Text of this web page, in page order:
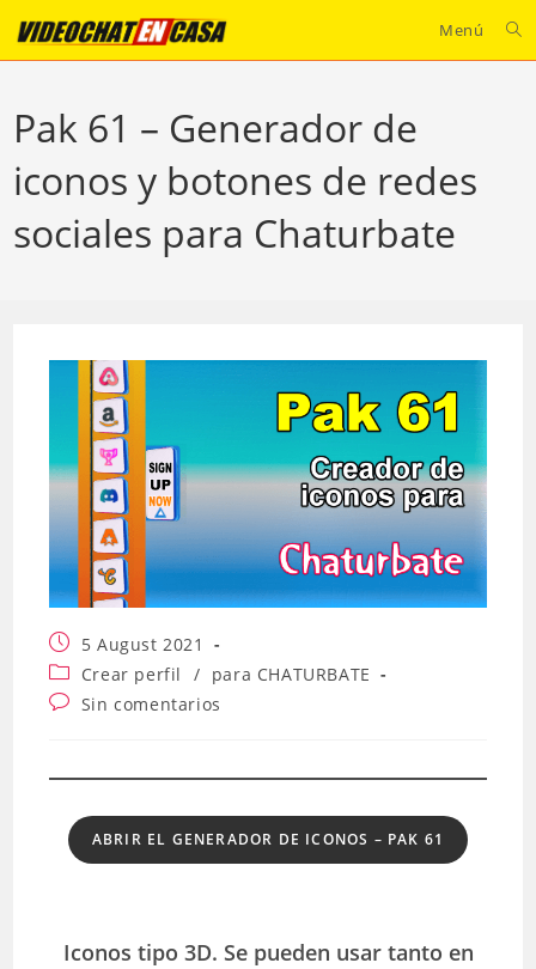
contenido
Menú
Pak 61 – Generador de
iconos y botones de redes
sociales para Chaturbate
Publicación
de
la
entrada:
5 August 2021
Categoría
de
la
Crear perfil / para CHATURBATE
Comentarios
Sin comentarios
ABRIR EL GENERADOR DE ICONOS – PAK 61
Iconos tipo 3D. Se pueden usar tanto en